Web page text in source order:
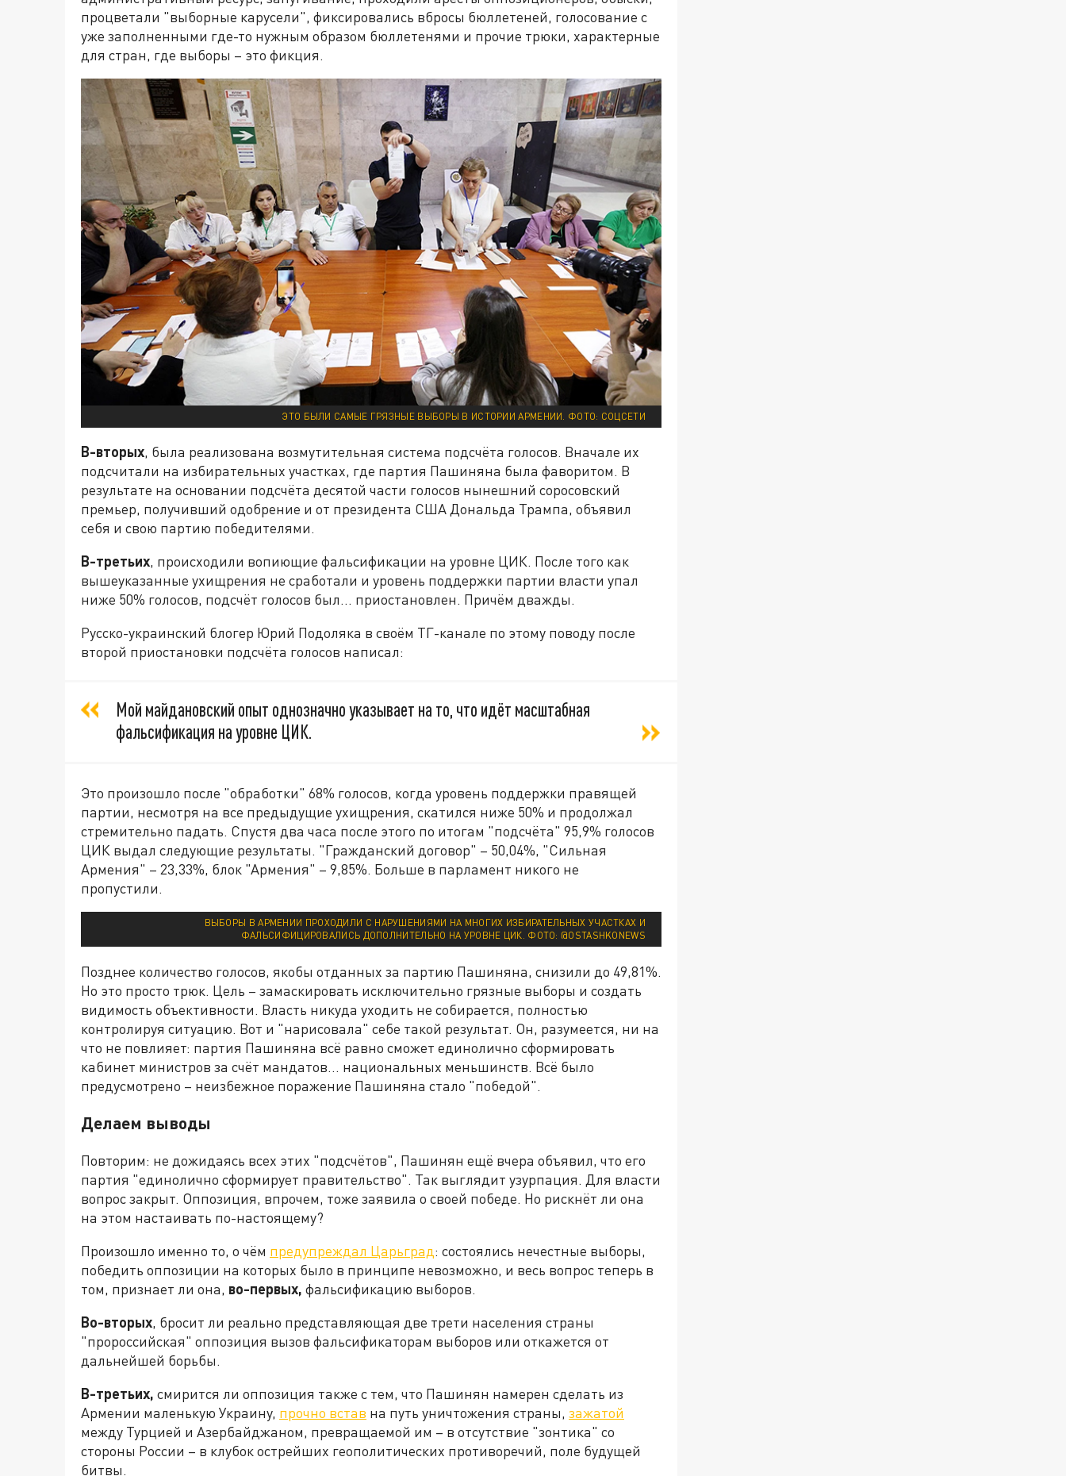
процветали "выборные карусели", фиксировались вбросы бюллетеней, голосование с
уже заполненными где-то нужным образом бюллетенями и прочие трюки, характерные
для стран, где выборы – это фикция.
ЭТО БЫЛИ САМЫЕ ГРЯЗНЫЕ ВЫБОРЫ В ИСТОРИИ АРМЕНИИ. ФОТО: СОЦСЕТИ
В-вторых, была реализована возмутительная система подсчёта голосов. Вначале их
подсчитали на избирательных участках, где партия Пашиняна была фаворитом. В
результате на основании подсчёта десятой части голосов нынешний соросовский
премьер, получивший одобрение и от президента США Дональда Трампа, объявил
себя и свою партию победителями.
В-третьих, происходили вопиющие фальсификации на уровне ЦИК. После того как
вышеуказанные ухищрения не сработали и уровень поддержки партии власти упал
ниже 50% голосов, подсчёт голосов был… приостановлен. Причём дважды.
Русско-украинский блогер Юрий Подоляка в своём ТГ-канале по этому поводу после
второй приостановки подсчёта голосов написал:
Мой майдановский опыт однозначно указывает на то, что идёт масштабная
фальсификация на уровне ЦИК.
Это произошло после "обработки" 68% голосов, когда уровень поддержки правящей
партии, несмотря на все предыдущие ухищрения, скатился ниже 50% и продолжал
стремительно падать. Спустя два часа после этого по итогам "подсчёта" 95,9% голосов
ЦИК выдал следующие результаты. "Гражданский договор" – 50,04%, "Сильная
Армения" – 23,33%, блок "Армения" – 9,85%. Больше в парламент никого не
пропустили.
ВЫБОРЫ В АРМЕНИИ ПРОХОДИЛИ С НАРУШЕНИЯМИ НА МНОГИХ ИЗБИРАТЕЛЬНЫХ УЧАСТКАХ И
ФАЛЬСИФИЦИРОВАЛИСЬ ДОПОЛНИТЕЛЬНО НА УРОВНЕ ЦИК. ФОТО: @OSTASHKONEWS
Позднее количество голосов, якобы отданных за партию Пашиняна, снизили до 49,81%.
Но это просто трюк. Цель – замаскировать исключительно грязные выборы и создать
видимость объективности. Власть никуда уходить не собирается, полностью
контролируя ситуацию. Вот и "нарисовала" себе такой результат. Он, разумеется, ни на
что не повлияет: партия Пашиняна всё равно сможет единолично сформировать
кабинет министров за счёт мандатов… национальных меньшинств. Всё было
предусмотрено – неизбежное поражение Пашиняна стало "победой".
Делаем выводы
Повторим: не дожидаясь всех этих "подсчётов", Пашинян ещё вчера объявил, что его
партия "единолично сформирует правительство". Так выглядит узурпация. Для власти
вопрос закрыт. Оппозиция, впрочем, тоже заявила о своей победе. Но рискнёт ли она
на этом настаивать по-настоящему?
Произошло именно то, о чём предупреждал Царьград: состоялись нечестные выборы,
победить оппозиции на которых было в принципе невозможно, и весь вопрос теперь в
том, признает ли она, во-первых, фальсификацию выборов.
Во-вторых, бросит ли реально представляющая две трети населения страны
"пророссийская" оппозиция вызов фальсификаторам выборов или откажется от
дальнейшей борьбы.
В-третьих, смирится ли оппозиция также с тем, что Пашинян намерен сделать из
Армении маленькую Украину, прочно встав на путь уничтожения страны, зажатой
между Турцией и Азербайджаном, превращаемой им – в отсутствие "зонтика" со
стороны России – в клубок острейших геополитических противоречий, поле будущей
битвы.